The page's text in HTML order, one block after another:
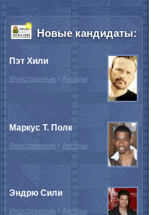
Новые кандидаты:
Пэт Хили
Иностранные / Актёры
Маркус Т. Полк
Иностранные / Актёры
Эндрю Сили
Иностранные / Актёры